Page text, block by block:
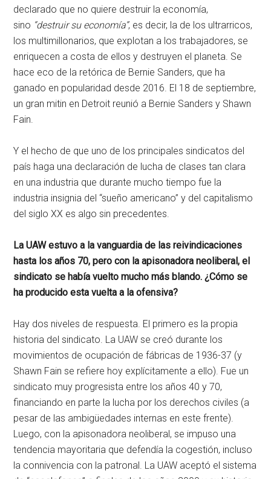
declarado que no quiere destruir la economía,
sino “destruir su economía”, es decir, la de los ultrarricos,
los multimillonarios, que explotan a los trabajadores, se
enriquecen a costa de ellos y destruyen el planeta. Se
hace eco de la retórica de Bernie Sanders, que ha
ganado en popularidad desde 2016. El 18 de septiembre,
un gran mitin en Detroit reunió a Bernie Sanders y Shawn
Fain.
Y el hecho de que uno de los principales sindicatos del
país haga una declaración de lucha de clases tan clara
en una industria que durante mucho tiempo fue la
industria insignia del “sueño americano” y del capitalismo
del siglo XX es algo sin precedentes.
La UAW estuvo a la vanguardia de las reivindicaciones
hasta los años 70, pero con la apisonadora neoliberal, el
sindicato se había vuelto mucho más blando. ¿Cómo se
ha producido esta vuelta a la ofensiva?
Hay dos niveles de respuesta. El primero es la propia
historia del sindicato. La UAW se creó durante los
movimientos de ocupación de fábricas de 1936-37 (y
Shawn Fain se refiere hoy explícitamente a ello). Fue un
sindicato muy progresista entre los años 40 y 70,
financiando en parte la lucha por los derechos civiles (a
pesar de las ambigüedades internas en este frente).
Luego, con la apisonadora neoliberal, se impuso una
tendencia mayoritaria que defendía la cogestión, incluso
la connivencia con la patronal. La UAW aceptó el sistema